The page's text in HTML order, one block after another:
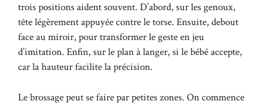
trois positions aident souvent. D’abord, sur les genoux,
tête légèrement appuyée contre le torse. Ensuite, debout
face au miroir, pour transformer le geste en jeu
d’imitation. Enfin, sur le plan à langer, si le bébé accepte,
car la hauteur facilite la précision.
Le brossage peut se faire par petites zones. On commence